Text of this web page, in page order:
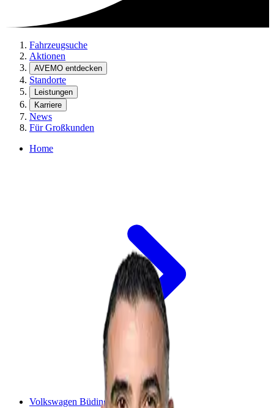
Fahrzeugsuche
Aktionen
AVEMO entdecken
Standorte
Leistungen
Karriere
News
Für Großkunden
Home
Volkswagen Büdingen